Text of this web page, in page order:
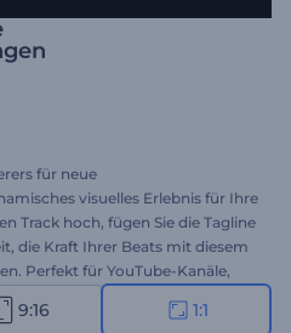
für neue
visuelles Erlebnis für Ihre
Track hoch, fügen Sie die Tagline
die Kraft Ihrer Beats mit diesem
Perfekt für YouTube-Kanäle,
und vieles mehr.
imposanten
9:16 1:1